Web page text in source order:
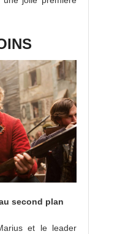
second plan
et le leader